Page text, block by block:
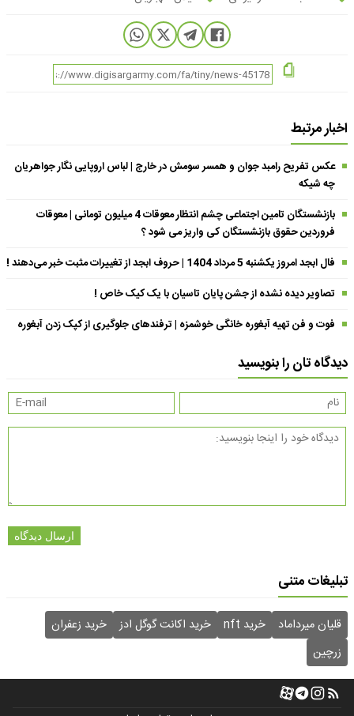
اخبار مرتبط
عکس تفریح رامبد جوان و همسر سومش در خارج | لباس اروپایی نگار جواهریان
چه شیکه
بازنشستگان تامین اجتماعی چشم انتظار معوقات 4 میلیون تومانی | معوقات
فروردین حقوق بازنشستگان کی واریز می شود ؟
فال ابجد امروز یکشنبه 5 مرداد 1404 | حروف ابجد از تغییرات مثبت خبر می‌دهند !
تصاویر دیده نشده از جشن پایان تاسیان با یک کیک خاص !
فوت و فن تهیه آبغوره خانگی خوشمزه | ترفندهای جلوگیری از کپک زدن آبغوره
دیدگاه تان را بنویسید
ارسال دیدگاه
تبلیغات متنی
قلیان میرداماد خرید nft خرید اکانت گوگل ادز
خرید زعفران
زرچین